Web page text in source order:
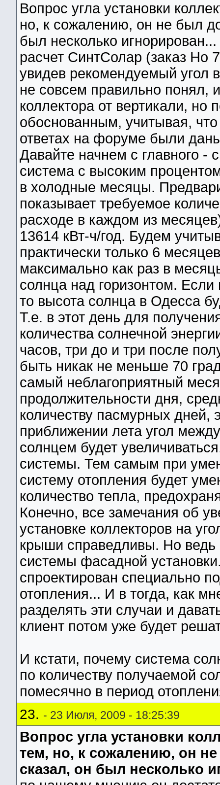
Вопрос угла установки
но, к сожалению, он не был
был несколько
расчет СинтСолар (заказ Но
увидев рекомендуемый угол
не совсем правильно понял,
коллектора от вертикали,
обоснованным, учитывая,
ответах на форуме были
Давайте начнем с главного -
система с высоким
в холодные месяцы.
показывает требуемое
расходе в каждом из
13614 кВт-ч/год. Будем
практически только 6
максимально как раз в
солнца над горизонтом. Если
то высота солнца в Одесса
Т.е. в этот день для
количества солнечной
часов, три до и три после
быть никак не меньше 70
самый неблагоприятный
продолжительности дня,
количеству пасмурных дней,
приближении лета угол
солнцем будет
системы. Тем самым при
систему отопления будет
количество тепла,
Конечно, все замечания об
установке коллекторов на
крыши справедливы. Но
системы фасадной
спроектирован специально
отопления... И в тогда, как
разделять эти случаи и
клиент потом уже будет
И кстати, почему система
по количеству получаемой
помесячно в период
23. - 23 Июля, 2009 - 18:25:39
Вопрос угла установки
тем, но, к сожалению, он
сказал, он был несколько